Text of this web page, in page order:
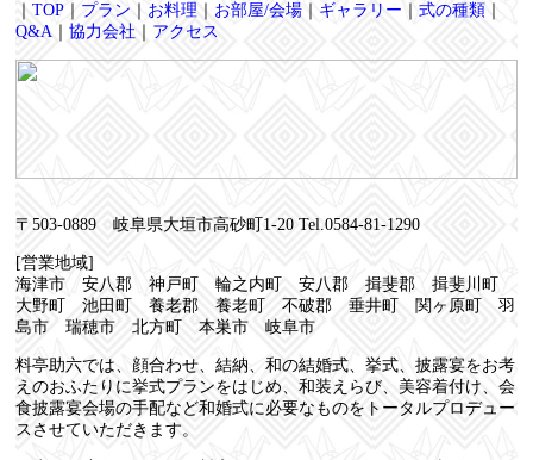
TOP プラン お料理 お部屋/会場 ギャラリー 式の種類
Q&A
協力会社 アクセス
〒503-0889 岐阜県大垣市高砂町1-20 Tel.0584-81-1290
[営業地域]
海津市 安八郡 神戸町 輪之内町 安八郡 揖斐郡 揖斐川町
大野町 池田町 養老郡 養老町 不破郡 垂井町 関ヶ原町 羽
島市 瑞穂市 北方町 本巣市 岐阜市
料亭助六では、顔合わせ、結納、和の結婚式、挙式、披露宴をお考
えのおふたりに挙式プランをはじめ、和装えらび、美容着付け、会
食披露宴会場の手配など和婚式に必要なものをトータルプロデュー
スさせていただきます。